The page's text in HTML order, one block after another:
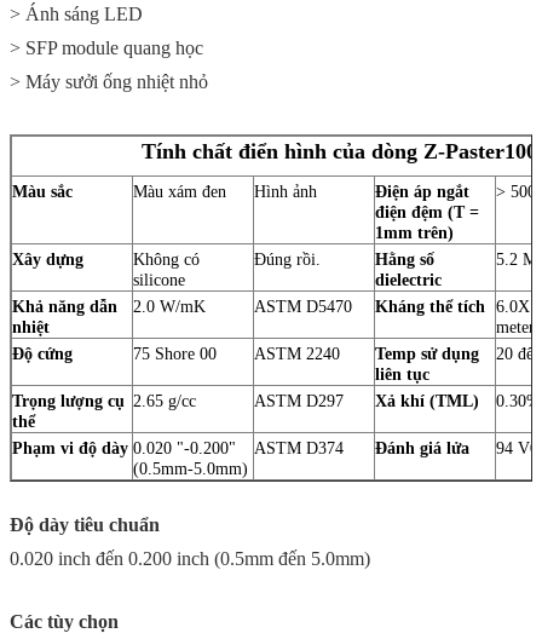
> Ánh sáng LED
> SFP module quang học
> Máy sưởi ống nhiệt nhỏ
Tính chất điển hình của dòng Z-
Màu sắc Màu xám đen Hình ảnh
Điện áp ngắt
điện đệm (T =
1mm trên)
>
Xây dựng
Không có
silicone
Đúng rồi.
Hằng số
dielectric
5.2
Khả năng dẫn
nhiệt
2.0 W/mK ASTM D5470 Kháng thể tích
meter
Độ cứng
75 Shore 00 ASTM 2240
Temp sử dụng
liên tục
20
Trọng lượng cụ
thể
2.65 g/cc ASTM D297 Xả khí (TML) 0.30%
Phạm vi độ dày 0.020 "-0.200"
(0.5mm-5.0mm)
ASTM D374 Đánh giá lửa 94 V0
Độ dày tiêu chuẩn
0.020 inch đến 0.200 inch (0.5mm đến 5.0mm)
Các tùy chọn